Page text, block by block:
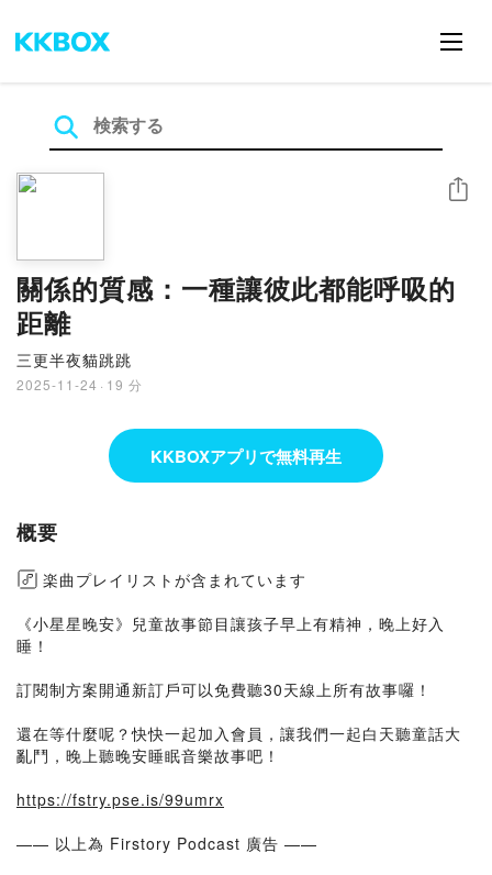
關係的質感：一種讓彼此都能呼吸的
距離
三更半夜貓跳跳
2025-11-24 · 19 分
シェア
KKBOXアプリで無料再生
概要
楽曲プレイリストが含まれています
《小星星晚安》兒童故事節目讓孩子早上有精神，晚上好入
睡！
訂閱制方案開通新訂戶可以免費聽30天線上所有故事囉！
還在等什麼呢？快快一起加入會員，讓我們一起白天聽童話大
亂鬥，晚上聽晚安睡眠音樂故事吧！
https://fstry.pse.is/99umrx
—— 以上為 Firstory Podcast 廣告 ——